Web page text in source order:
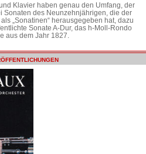
Klavier haben genau den Umfang, der
Sonaten des Neunzehnjährigen, die der
„Sonatinen“ herausgegeben hat, dazu
Sonate A-Dur, das h-Moll-Rondo
aus dem Jahr 1827.